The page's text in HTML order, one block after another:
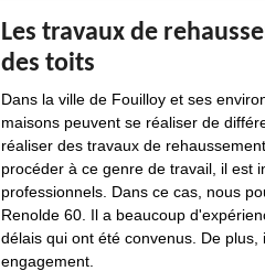
Les travaux de
des toits
Dans la ville de Fouilloy et ses
maisons peuvent se réaliser de
réaliser des travaux de
procéder à ce genre de travail, il est
professionnels. Dans ce cas, nous
Renolde 60. Il a beaucoup
délais qui ont été convenus. De
engagement.